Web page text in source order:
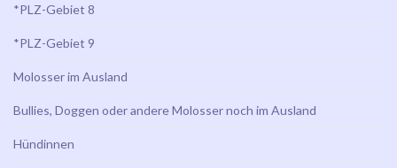
*PLZ-Gebiet 8
*PLZ-Gebiet 9
Molosser im Ausland
Bullies, Doggen oder andere Molosser noch im Ausland
Hündinnen